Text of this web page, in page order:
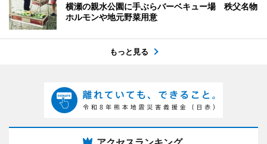
横瀬の親水公園に手ぶらバーベキュー場 秩父名物
ホルモンや地元野菜用意
もっと見る